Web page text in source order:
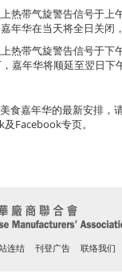
热带气旋警告信号于上
年华在当天将全日关闭
热带气旋警告信号于下
嘉年华将顺延至翌日下
食嘉年华的最新安排，
Facebook专页。
连结 刊登广告 联络我们